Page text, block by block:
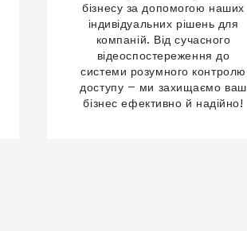
бізнесу за допомогою наших
індивідуальних рішень для
компаній. Від сучасного
відеоспостереження до
системи розумного контролю
доступу — ми захищаємо ваш
бізнес ефективно й надійно!